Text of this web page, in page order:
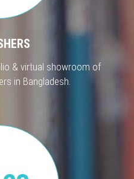
& virtual showroom of
in Bangladesh.